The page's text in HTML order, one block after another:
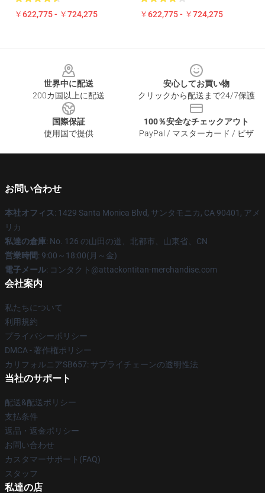
￥622,775 - ￥724,275 ￥622,775 - ￥724,275
世界中に配送
200カ国以上に配送
安心してお買い物
クリックから配送まで24/7保護
国際保証
使用国で提供
100％安全なチェックアウト
PayPal / マスターカード / ビザ
お問い合わせ
本社オフィス: 1429 Santa Monica Blvd, サンタモニカ, CA 90401, アメ
リカ
私達の倉庫: No. 126 の山田の道、北都市、山東省、CN
営業時間: 9:00～18:00(月～金)
電子メール: コンタクト@attackontitan-merchandise.com
会社案内
私たちについて
利用規約
プライバシーポリシー
DMCA - 著作権ポリシー
カリフォルニアSB657: サプライチェーンの透明性法
当社のサポート
配送&配送ポリシー
支払条件
返品・返金ポリシー
お問い合わせ
カスタマーサポート(FAQ)
スタッフ
私達の店